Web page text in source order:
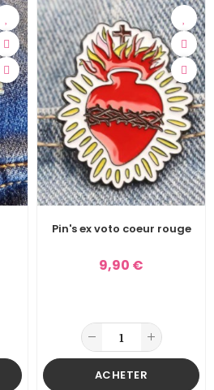
Pin's ex voto coeur rouge
9,90 €
ACHETER